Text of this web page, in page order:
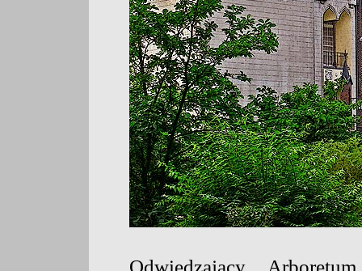
Odwiedzający